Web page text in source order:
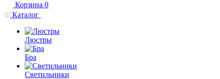
Корзина 0
Каталог
Люстры
Бра
Светильники